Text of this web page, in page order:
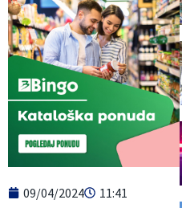
09/04/2024 11:41